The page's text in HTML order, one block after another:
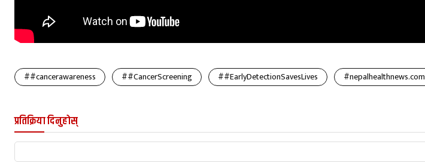
##cancerawareness ##CancerScreening ##EarlyDetectionSavesLives #nepalhealthnews.com
प्रतिक्रिया दिनुहोस्